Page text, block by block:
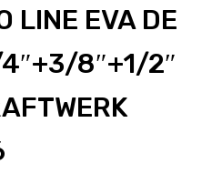
LINE EVA DE
8″+1/2″